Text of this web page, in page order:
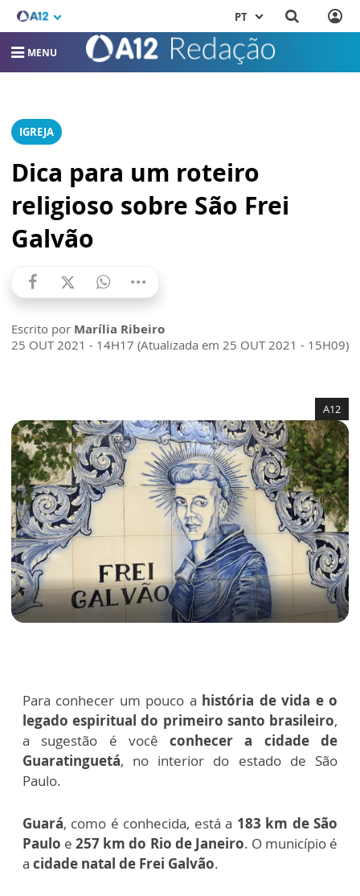
PT
MENU
IGREJA
Dica para um roteiro
religioso sobre São Frei
Galvão
Escrito por Marília Ribeiro
25 OUT 2021 - 14H17 (Atualizada em 25 OUT 2021 - 15H09)
A12
Para conhecer um pouco a história de vida e o
legado espiritual do primeiro santo brasileiro,
a sugestão é vocêconhecer a cidade de
Guaratinguetá, no interior do estado de São
Paulo.
Guará, como é conhecida, está a 183 km de São
Paulo e 257 km do Rio de Janeiro. O município é
a cidade natal de Frei Galvão.